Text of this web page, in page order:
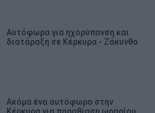
Αυτόφωρα για ηχορύπανση και
διατάραξη σε Κέρκυρα - Ζάκυνθο
Ακόμα ένα αυτόφωρο στην
Κέρκυρα για παραβίαση ωραρίου